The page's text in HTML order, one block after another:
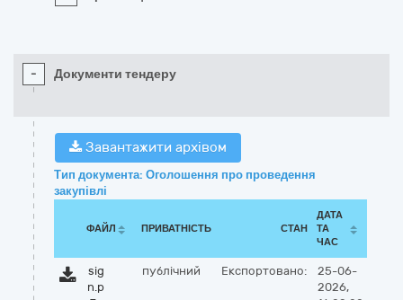
- Документи тендеру
Завантажити архівом
Тип документа: Оголошення про проведення
закупівлі
ФАЙЛ ПРИВАТНІСТЬ СТАН
ДАТА
ТА
ЧАС
sig
n.p
публічний Експортовано:
25-06-
2026,